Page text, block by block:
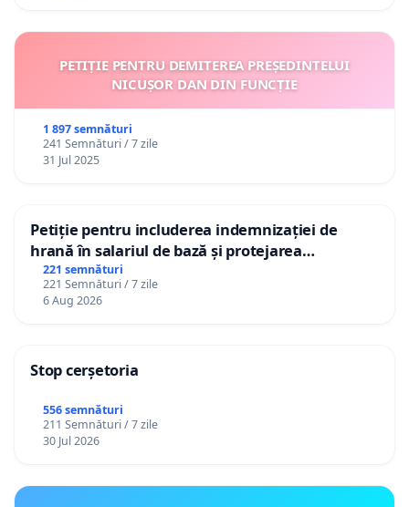
PETIȚIE PENTRU DEMITEREA PREȘEDINTELUI
NICUȘOR DAN DIN FUNCȚIE
1 897 semnături
241 Semnături / 7 zile
31 Jul 2025
Petiție pentru includerea indemnizației de
hrană în salariul de bază și protejarea
gradațiilor de vechime pentru asistenții
personali
221 semnături
221 Semnături / 7 zile
6 Aug 2026
Stop cerșetoria
556 semnături
211 Semnături / 7 zile
30 Jul 2026